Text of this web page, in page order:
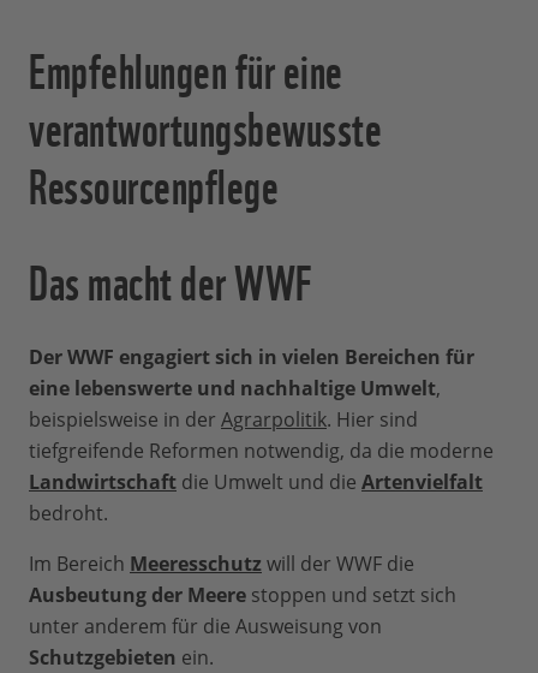
Empfehlungen für eine
verantwortungsbewusste
Ressourcenpflege
Das macht der WWF
Der WWF engagiert sich in vielen Bereichen für
eine lebenswerte und nachhaltige Umwelt,
beispielsweise in der Agrarpolitik. Hier sind
tiefgreifende Reformen notwendig, da die moderne
Landwirtschaft die Umwelt und die Artenvielfalt
bedroht.
Im Bereich Meeresschutzwill der WWF die
Ausbeutung der Meere stoppen und setzt sich
unter anderem für die Ausweisung von
Schutzgebieten ein.